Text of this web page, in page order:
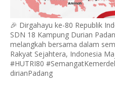
🎉 Dirgahayu ke-80 Republik
SDN 18 Kampung Durian
melangkah bersama dalam
Rakyat Sejahtera, Indonesia
#HUTRI80
dirianPadang